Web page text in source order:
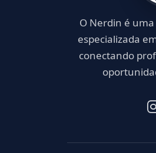
O Nerdin é
especializada
conectando